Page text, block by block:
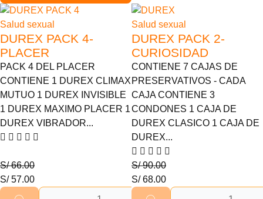
14% Descuento
Salud sexual
DUREX PACK 4-
PLACER
PACK 4 DEL PLACER
CONTIENE 1 DUREX CLIMAX
MUTUO 1 DUREX INVISIBLE
1 DUREX MAXIMO PLACER 1
DUREX VIBRADOR...
S/66.00
S/57.00
24% Descuento
Salud sexual
DUREX PACK 2-
CURIOSIDAD
CONTIENE 7 CAJAS DE
PRESERVATIVOS - CADA
CAJA CONTIENE 3
CONDONES 1 CAJA DE
DUREX CLASICO 1 CAJA DE
DUREX...
S/90.00
S/68.00